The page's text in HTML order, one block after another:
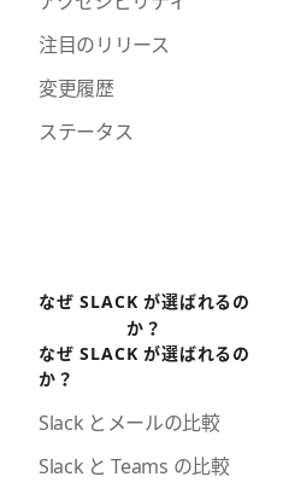
注目のリリース
変更履歴
ステータス
なぜ SLACK が選ばれるの
か？
なぜ SLACK が選ばれるの
か？
Slack とメールの比較
Slack と Teams の比較